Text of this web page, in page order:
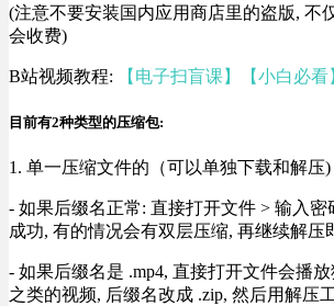
(注意不要安装国内应用商店里的盗版, 不
会收费)
B站视频教程: 【电子扫盲课】【小白必
目前有2种类型的压缩包:
1. 单一压缩文件的（可以单独下载和解压)
- 如果后缀名正常: 直接打开文件 > 输入密
成功, 有的情况会有双层压缩, 再继续解压
- 如果后缀名是 .mp4, 直接打开文件会播
之类的视频, 后缀名改成 .zip, 然后用解压